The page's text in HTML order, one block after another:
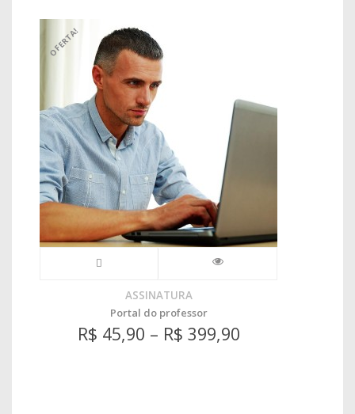
OFERTA!
ASSINATURA
Portal do professor
R$ 45,90 – R$ 399,90